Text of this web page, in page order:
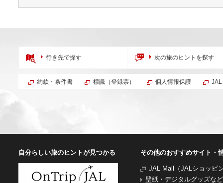
行き先で探す 次の旅のヒントを探す
約款・条件書 標識（登録票） 個人情報保護
自分らしい旅のヒントが見つかる その他のおすすめサイト・
JAL Mall（JALショッピ
壁紙・デジタルグッズなど